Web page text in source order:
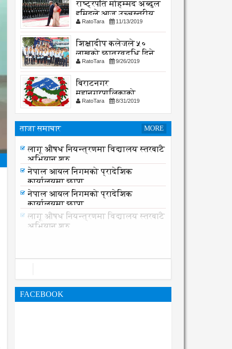
राष्ट्रपति मोहम्मद अब्दुल
हमिदले आज उच्चस्तरीय
भेटवार्ता गर्नु हुदै,
RatoTara 11/13/2019
शिक्षादीप कलेजले ५०
लाखको छात्रवृद्धि दिने
घोषणा
RatoTara 9/26/2019
बिराटनगर
महानगरपालिकाको
सार्वजनिक -सुचना
RatoTara 8/31/2019
ताजा समाचार MORE
समयमै सार्वजनिक भयो विराटनगर
महानगरको बजेट पुस्तिका, कार्यान्वयन
प्रक्रिया पनि सुरु
लागू औषध नियन्त्रणमा विद्यालय स्तरबाटै
अभियान शुरु
नेपाल आयल निगमको प्रादेशिक
कार्यालयमा छापा
नेपाल आयल निगमको प्रादेशिक
कार्यालयमा छापा
FACEBOOK